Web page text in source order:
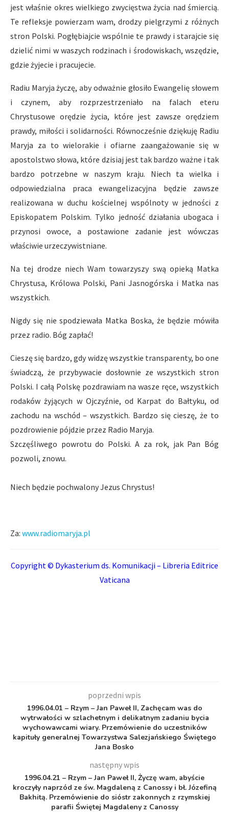
jest właśnie okres wielkiego zwycięstwa życia nad śmiercią.
Te refleksje powierzam wam, drodzy pielgrzymi z różnych
stron Polski. Pogłębiajcie wspólnie te prawdy i starajcie się
dzielić nimi w waszych rodzinach i środowiskach, wszędzie,
gdzie żyjecie i pracujecie.
Radiu Maryja życzę, aby odważnie głosiło Ewangelię słowem
i czynem, aby rozprzestrzeniało na falach eteru
Chrystusowe orędzie życia, które jest zawsze orędziem
prawdy, miłości i solidarności. Równocześnie dziękuję Radiu
Maryja za to wielorakie i ofiarne zaangażowanie się w
apostolstwo słowa, które dzisiaj jest tak bardzo ważne i tak
bardzo potrzebne w naszym kraju. Niech ta wielka i
odpowiedzialna praca ewangelizacyjna będzie zawsze
realizowana w duchu kościelnej wspólnoty w jedności z
Episkopatem Polskim. Tylko jedność działania ubogaca i
przynosi owoce, a postawione zadanie jest wówczas
właściwie urzeczywistniane.
Na tej drodze niech Wam towarzyszy swą opieką Matka
Chrystusa, Królowa Polski, Pani Jasnogórska i Matka nas
wszystkich.
Nigdy się nie spodziewała Matka Boska, że będzie mówiła
przez radio. Bóg zapłać!
Cieszę się bardzo, gdy widzę wszystkie transparenty, bo one
świadczą, że przybywacie dosłownie ze wszystkich stron
Polski. I całą Polskę pozdrawiam na wasze ręce, wszystkich
rodaków żyjących w Ojczyźnie, od Karpat do Bałtyku, od
zachodu na wschód – wszystkich. Bardzo się cieszę, że to
pozdrowienie pójdzie przez Radio Maryja.
Szczęśliwego powrotu do Polski. A za rok, jak Pan Bóg
pozwoli, znowu.
Niech będzie pochwalony Jezus Chrystus!
Za: www.radiomaryja.pl
Copyright © Dykasterium ds. Komunikacji – Libreria Editrice
Vaticana
poprzedni wpis
1996.04.01 – Rzym – Jan Paweł II, Zachęcam was do
wytrwałości w szlachetnym i delikatnym zadaniu bycia
wychowawcami wiary. Przemówienie do uczestników
kapituły generalnej Towarzystwa Salezjańskiego Świętego
Jana Bosko
następny wpis
1996.04.21 – Rzym – Jan Paweł II, Życzę wam, abyście
kroczyły naprzód ze św. Magdaleną z Canossy i bł. Józefiną
Bakhitą. Przemówienie do sióstr zakonnych z rzymskiej
parafii Świętej Magdaleny z Canossy